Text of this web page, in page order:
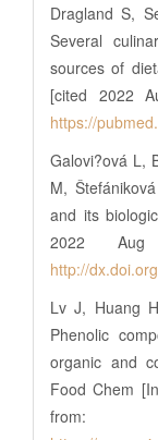
Dragland S,
Several
sources of
[cited 2022
https://
Galovi?ová L,
M,
and its
2022 Aug
http://
Lv J, Huang
Phenolic
organic and
Food Chem
from: